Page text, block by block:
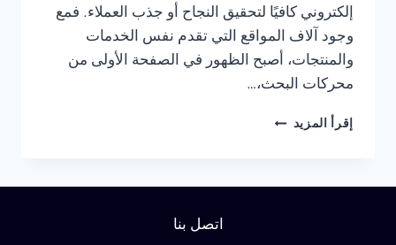
إلكتروني كافيًا لتحقيق النجاح أو جذب العملاء. فمع
وجود آلاف المواقع التي تقدم نفس الخدمات
والمنتجات، أصبح الظهور في الصفحة الأولى من
محركات البحث،…
إقرأ المزيد شركة
اتصل بنا